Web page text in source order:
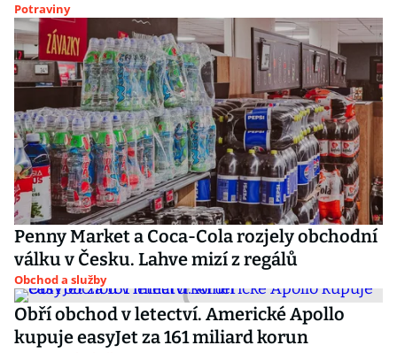
Potraviny
Penny Market a Coca-Cola rozjely obchodní
válku v Česku. Lahve mizí z regálů
Obchod a služby
Obří obchod v letectví. Americké Apollo
kupuje easyJet za 161 miliard korun